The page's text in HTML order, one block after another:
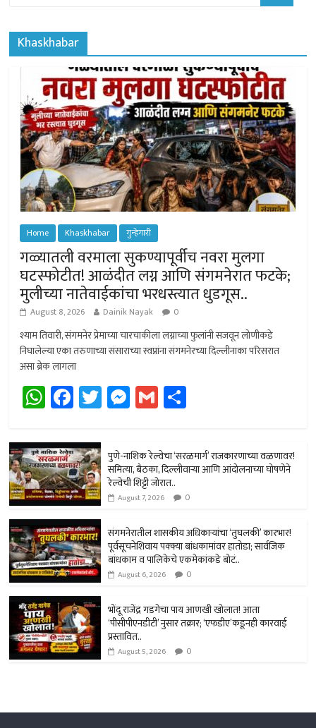
Khaskhabar
Home Khaskhabar गुन्हेगारी
गळ्यातली वरमाला सुकण्यापूर्वीच नवरा मुलगा
घटस्फोटीत! आळंदीत लग्न आणि संगमनेरात फटके;
मुलीच्या नातेवाईकांचा भरधस्त्यात धुडगूस..
August 8, 2026 Dainik Nayak 0
श्याम तिवारी, संगमनेर प्रेमाच्या चारचाकीला लग्नाच्या फुलांनी सजवून लोणीकडे
निघालेल्या एका तरुणाच्या संसाराच्या स्वप्नांना संगमनेरच्या दिल्लीनाका परिसरात
असा ब्रेक लागला
W
h
at
sA
p
p
Fa
ce
b
o
ok
T
wi
tt
er
M
es
se
n
ge
r
G
m
ail
पुणे-नाशिक रेल्वेचा ‘सरळमार्ग’ राजकारणाच्या वळणावर!
समित्या, बैठका, दिल्लीवार्‍या आणि आंदोलनाच्या घोषणेने
रेल्वेची शिट्टी जोरात..
August 7, 2026 0
संगमनेरातील शासकीय अधिकार्‍यांचा ‘तुघलकी’ कारभार!
पूर्वसूचनेशिवाय पक्क्या बांधकामांवर हातोडा; सार्वजिक
बांधकाम व पालिकेचे एकमेकांकडे बोटं..
August 6, 2026 0
भोंदू राजेंद्र गडगेचा पाय आणखी खोलात! आता
‘पीसीपीएनडीटी’ नुसार तक्रार; ‘एफडीए’कडूनही कारवाई
प्रस्तावित..
August 5, 2026 0